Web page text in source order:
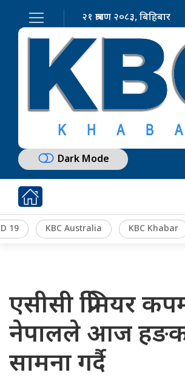
२१ श्रावण २०८३, बिहिबार
Dark Mode
19 KBC Australia KBC Khabar
एसीसी प्रिमियर
नेपालले आज
सामना गर्दै